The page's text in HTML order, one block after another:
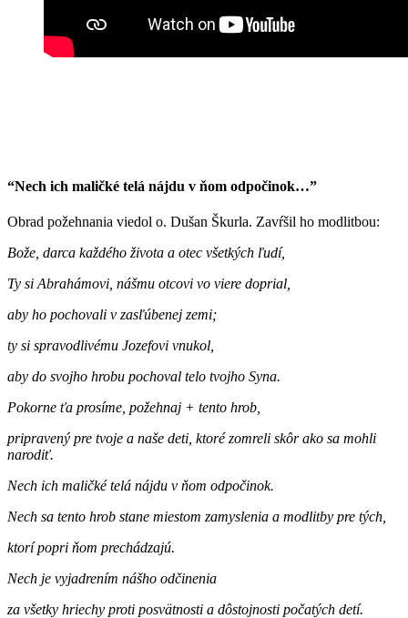
“Nech ich maličké telá nájdu v ňom odpočinok…”
Obrad požehnania viedol o. Dušan Škurla. Zavŕšil ho modlitbou:
Bože, darca každého života a otec všetkých ľudí,
Ty si Abrahámovi, nášmu otcovi vo viere doprial,
aby ho pochovali v zasľúbenej zemi;
ty si spravodlivému Jozefovi vnukol,
aby do svojho hrobu pochoval telo tvojho Syna.
Pokorne ťa prosíme, požehnaj + tento hrob,
pripravený pre tvoje a naše deti, ktoré zomreli skôr ako sa mohli
narodiť.
Nech ich maličké telá nájdu v ňom odpočinok.
Nech sa tento hrob stane miestom zamyslenia a modlitby pre tých,
ktorí popri ňom prechádzajú.
Nech je vyjadrením nášho odčinenia
za všetky hriechy proti posvätnosti a dôstojnosti počatých detí.